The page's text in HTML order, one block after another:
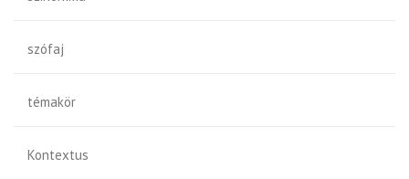
szófaj
témakör
Kontextus